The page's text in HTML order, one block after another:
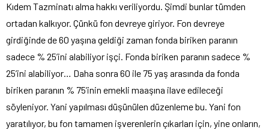
Kıdem Tazminatı alma hakkı veriliyordu. Şimdi bunlar tümden
ortadan kalkıyor. Çünkü fon devreye giriyor. Fon devreye
girdiğinde de 60 yaşına geldiği zaman fonda biriken paranın
sadece % 25’ini alabiliyor işçi. Fonda biriken paranın sadece %
25’ini alabiliyor… Daha sonra 60 ile 75 yaş arasında da fonda
biriken paranın % 75’inin emekli maaşına ilave edileceği
söyleniyor. Yani yapılması düşünülen düzenleme bu. Yani fon
yaratılıyor, bu fon tamamen işverenlerin çıkarları için, yine onların,